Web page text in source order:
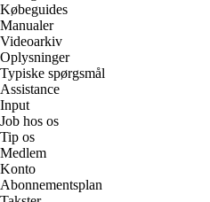
Købeguides
Manualer
Videoarkiv
Oplysninger
Typiske spørgsmål
Assistance
Input
Job hos os
Tip os
Medlem
Konto
Abonnementsplan